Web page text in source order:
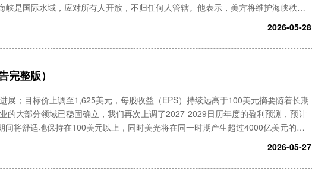
峡是国际水域，应对所有人开放，不归任何人管辖。他表示，美方将维护海峡秩
2026-05-28
完整版）
展；目标价上调至1,625美元，每股收益（EPS）持续远高于100美元摘要随着长期
的大部分领域已稳固确立，我们再次上调了2027-2029日历年度的盈利预测，预计
间将舒适地保持在100美元以上，同时美光将在同一时期产生超过4000亿美元的自
2026-05-27